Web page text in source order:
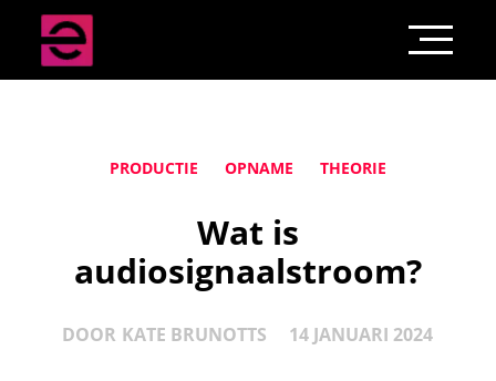
PRODUCTIE OPNAME THEORIE
Wat is
audiosignaalstroom?
DOOR KATE BRUNOTTS 14 JANUARI 2024